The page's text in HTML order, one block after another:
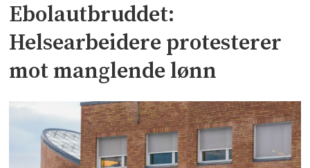
Ebolautbruddet:
Helsearbeidere protesterer
mot manglende lønn